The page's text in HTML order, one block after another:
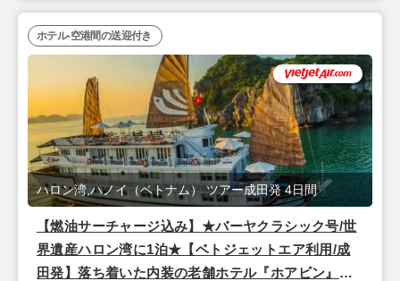
【燃油サーチャージ込み】★バーヤクラシック号/世
界遺産ハロン湾に1泊★【ベトジェットエア利用/成
田発】落ち着いた内装の老舗ホテル『ホアビン』宿
ハロン湾,ハノイ（ベトナム） ツアー成田発 4日間
ホテル-空港間の送迎付き